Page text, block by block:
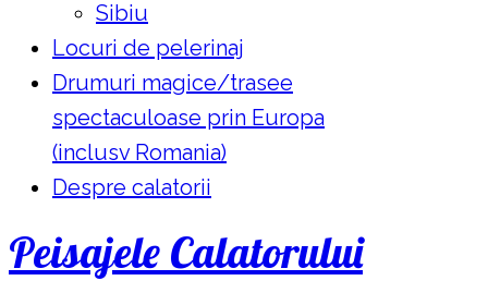
Sibiu
Locuri de pelerinaj
Drumuri magice/trasee
spectaculoase prin Europa
(inclusv Romania)
Despre calatorii
Peisajele Calatorului